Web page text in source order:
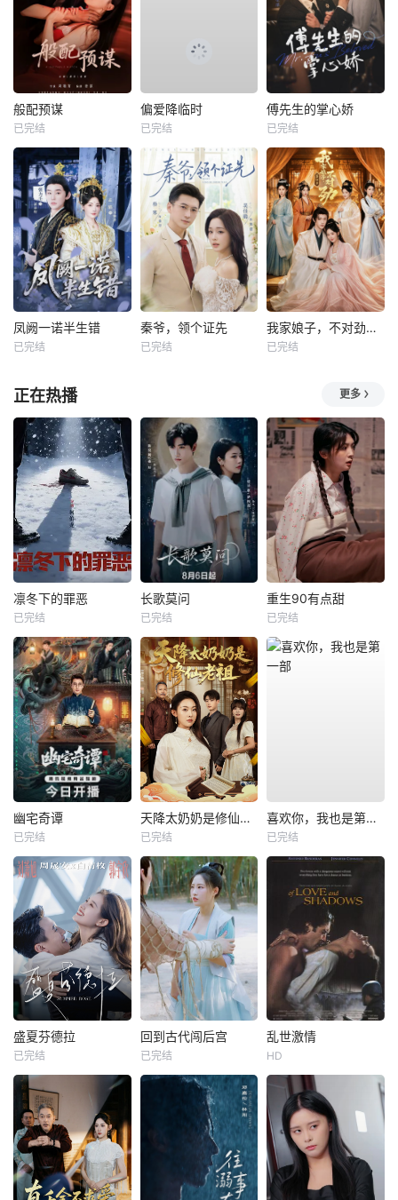
般配预谋
已完结
偏爱降临时
已完结
傅先生的掌心娇
已完结
凤阙一诺半生错
已完结
秦爷，领个证先
已完结
我家娘子，不对劲第四季
已完结
正在热播 更多
凛冬下的罪恶
已完结
长歌莫问
已完结
重生90有点甜
已完结
幽宅奇谭
已完结
天降太奶奶是修仙老祖
已完结
喜欢你，我也是第一部
已完结
盛夏芬德拉
已完结
回到古代闯后宫
已完结
乱世激情
HD